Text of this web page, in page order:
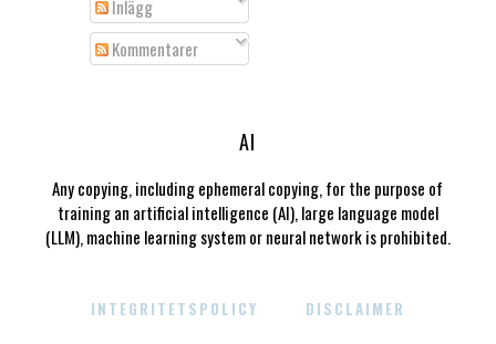
Inlägg
Kommentarer
AI
Any copying, including ephemeral copying, for the purpose of
training an artificial intelligence (AI), large language model
(LLM), machine learning system or neural network is prohibited.
INTEGRITETSPOLICY DISCLAIMER